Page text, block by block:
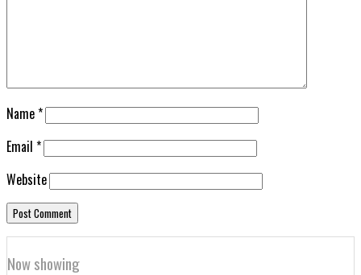
Name*
Email *
Website
Now showing